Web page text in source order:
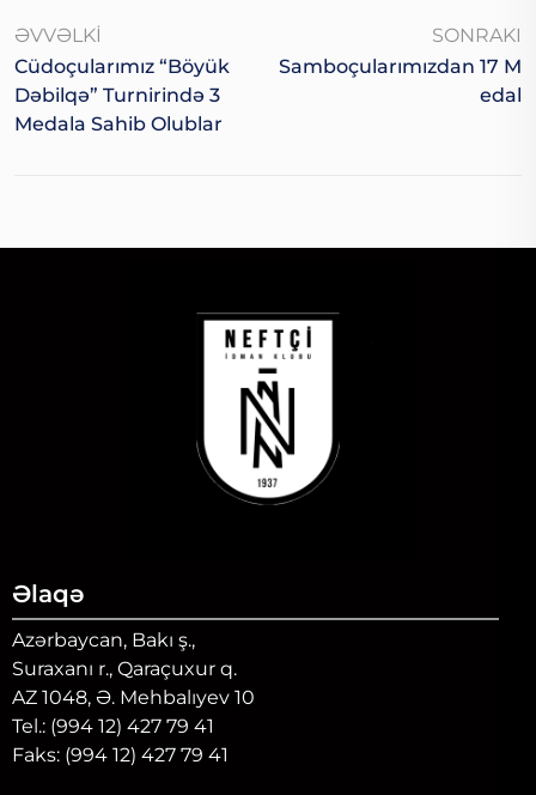
ƏVVƏLKI
Cüdoçularımız “Böyük
Dəbilqə” Turnirində 3
Medala Sahib Olublar
SONRAKI
Samboçularımızdan 17 M
Edal
Əlaqə
Azərbaycan, Bakı ş.,
Suraxanı r., Qaraçuxur q.
AZ 1048, Ə. Mehbalıyev 10
Tel.: (994 12) 427 79 41
Faks: (994 12) 427 79 41